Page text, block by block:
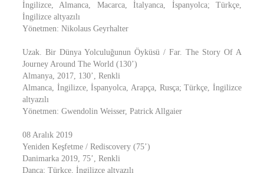
İngilizce, Almanca, Macarca, İtalyanca, İspanyolca; Türkçe,
İngilizce altyazılı
Yönetmen: Nikolaus Geyrhalter
Uzak. Bir Dünya Yolculuğunun Öyküsü / Far. The Story Of A
Journey Around The World (130’)
Almanya, 2017, 130’, Renkli
Almanca, İngilizce, İspanyolca, Arapça, Rusça; Türkçe, İngilizce
altyazılı
Yönetmen: Gwendolin Weisser, Patrick Allgaier
08 Aralık 2019
Yeniden Keşfetme / Rediscovery (75’)
Danimarka 2019, 75’, Renkli
Danca; Türkçe, İngilizce altyazılı